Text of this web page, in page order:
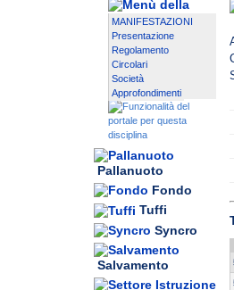
MANIFESTAZIONI
Presentazione
Regolamento
Circolari
Società
Approfondimenti
Pallanuoto
Fondo
Tuffi
Syncro
Salvamento